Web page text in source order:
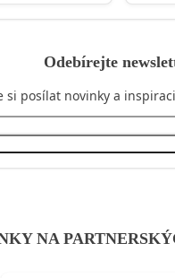
Odebírejte
si posílat novinky a
NA